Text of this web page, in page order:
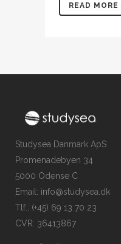
READ MORE
Studysea Danmark ApS
Promenadebyen 34
5000 Odense C
Email: info@studysea.dk
Tlf.: (+45) 69 13 70 23
CVR: 36413867